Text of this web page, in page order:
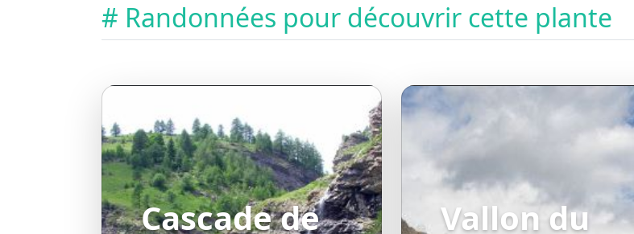
# Randonnées pour découvrir cette plante
Cascade de Vallon du